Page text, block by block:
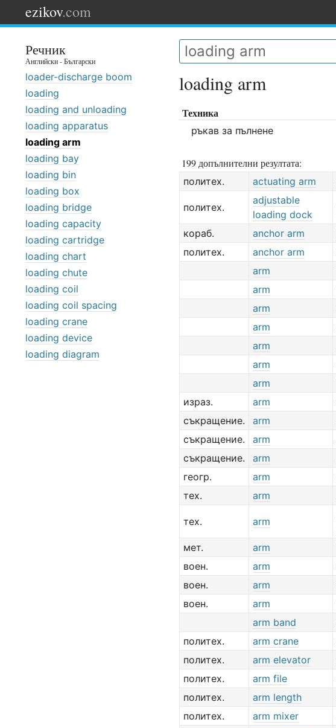
ezikov.com
Речник
Английски - Български
loader-discharge boom
loading
loading and unloading
loading apparatus
loading arm
loading bay
loading bin
loading box
loading bridge
loading capacity
loading cartridge
loading chart
loading chute
loading coil
loading coil spacing
loading crane
loading device
loading diagram
loading arm
Техника
ръкав за пълнене
199 допълнителни резултата:
политех. actuating arm
политех.
adjustable
loading dock
кораб. anchor arm
политех.
anchor arm
arm
arm
arm
arm
arm
arm
arm
израз.
arm
съкращение.
arm
съкращение.
arm
съкращение.
arm
геогр.
arm
тех.
arm
тех. arm
мет.
arm
воен.
arm
воен.
arm
воен.
arm
arm band
политех.
arm crane
политех.
arm elevator
политех.
arm file
политех.
arm length
политех.
arm mixer